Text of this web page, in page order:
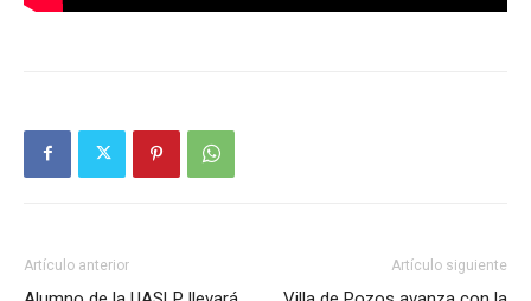
Artículo anterior Artículo siguiente